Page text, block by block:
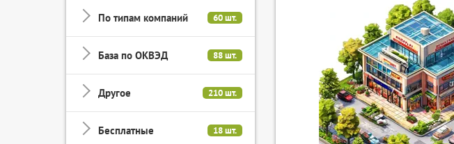
По типам компаний 60 шт.
База по ОКВЭД 88 шт.
Другое 210 шт.
Бесплатные 18 шт.